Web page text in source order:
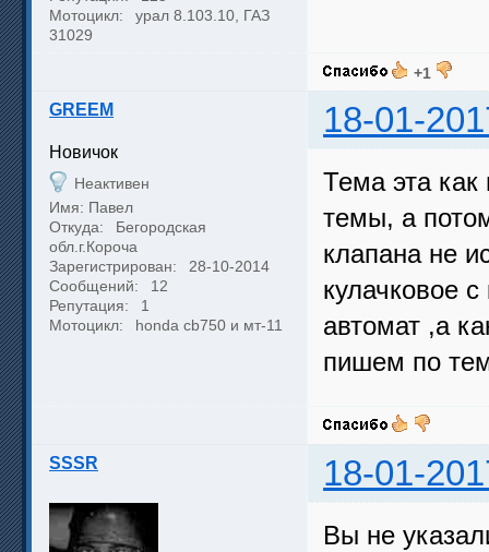
Мотоцикл:
урал 8.103.10, ГАЗ
31029
+1
GREEM 18-01-
Новичок
Неактивен
Имя: Павел
Откуда:
Бегородская
обл.г.Короча
Зарегистрирован:
28-10-2014
Сообщений:
12
Репутация:
1
Мотоцикл:
honda cb750 и мт-11
Тема эта как
темы, а
клапана не
кулачковое
автомат ,а
пишем по
SSSR 18-01-
Вы не